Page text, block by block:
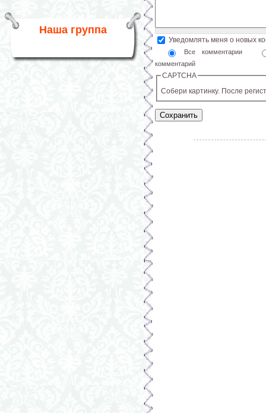
Наша группа
Уведомлять меня о новых
Все комментарии
комментарий
CAPTCHA
Собери картинку. После